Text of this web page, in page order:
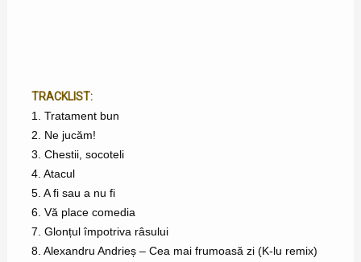
TRACKLIST:
1. Tratament bun
2. Ne jucăm!
3. Chestii, socoteli
4. Atacul
5. A fi sau a nu fi
6. Vă place comedia
7. Glonțul împotriva râsului
8. Alexandru Andrieș – Cea mai frumoasă zi (K-lu remix)